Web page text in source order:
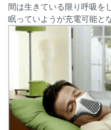
間は生きている限り呼吸を
眠っていようが充電可能と